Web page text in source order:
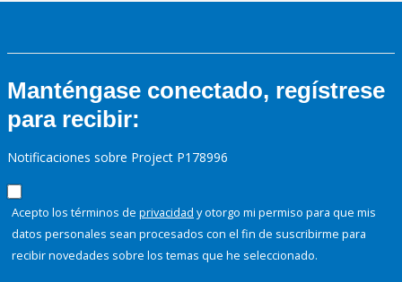
Manténgase conectado, regístrese
para recibir:
Notificaciones sobre Project P178996
Acepto los términos de privacidad y otorgo mi permiso para que mis
datos personales sean procesados con el fin de suscribirme para
recibir novedades sobre los temas que he seleccionado.